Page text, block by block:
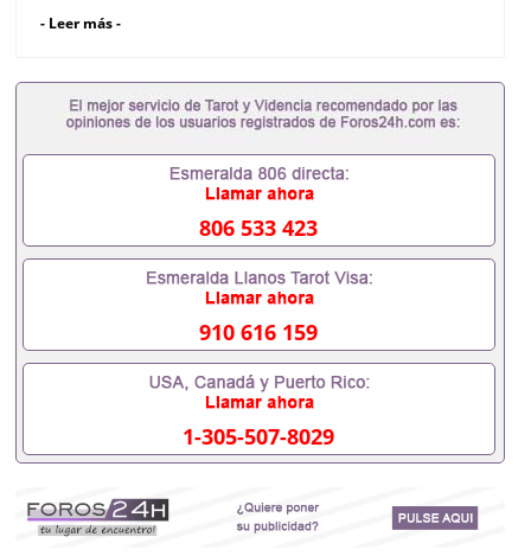
学位证书办理美国文凭办理澳洲文凭办理英国文凭办
毕业证+成绩单+留学回国人员证明+教育部认证,录取
通知书，雅思。（全套留学回国必备证明材料，给父
母及亲朋好友一份完美交代）； 2、雅思、托福，
校、转学，甚至是申请工签都可以用到）。 注：上述
材料，随时都可以安排办理，毕业证成绩单，学校，
内找工作假的毕业证可以用吗551190476假的毕业证
成绩单可以办学历认证吗551190476要定居国外需要
办理什么材料551190476入职事业单位/国企假的毕业
证会查吗551190476入职国企/事业单位需要些什么材
料551190476办理假毕业证在国内能用吗, 挂科拿不到
毕业证怎么办, 毕业证丢了怎么办, 没有正常毕业怎么
办理毕业证,没毕业可以办学历认证吗,您是否因为中
途辍学、挂科而没有正常毕业551190476您是否因为
递交材料不齐而被拒之门外551190476您是否因没正
常毕业而导致回国得不到教育部认证在校挂科了不想
读了,成绩不理想毕不了业怎么办551190476找工作没
如何办理本科/硕士毕业证551190476网上买文凭可靠
吗551190476哪里可以买国外文凭551190476国外本
- Leer más -
806 533 423
910 616 159
1-305-507-8029